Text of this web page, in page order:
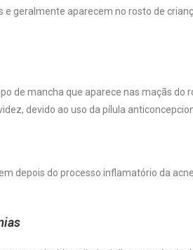
e geralmente aparecem no rosto de
de mancha que aparece nas maçãs
devido ao uso da pílula
depois do processo inflamatório da